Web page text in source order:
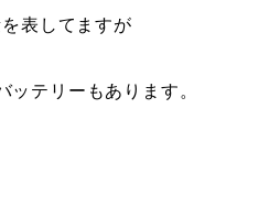
表してますが
ッテリーもあります。